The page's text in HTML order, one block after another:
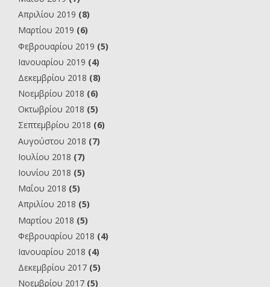
Απριλίου 2019 (8)
Μαρτίου 2019 (6)
Φεβρουαρίου 2019 (5)
Ιανουαρίου 2019 (4)
Δεκεμβρίου 2018 (8)
Νοεμβρίου 2018 (6)
Οκτωβρίου 2018 (5)
Σεπτεμβρίου 2018 (6)
Αυγούστου 2018 (7)
Ιουλίου 2018 (7)
Ιουνίου 2018 (5)
Μαΐου 2018 (5)
Απριλίου 2018 (5)
Μαρτίου 2018 (5)
Φεβρουαρίου 2018 (4)
Ιανουαρίου 2018 (4)
Δεκεμβρίου 2017 (5)
Νοεμβρίου 2017 (5)